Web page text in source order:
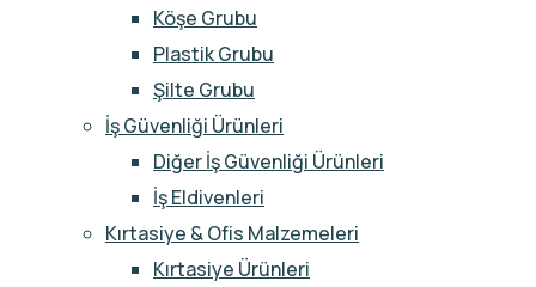
Köşe Grubu
Plastik Grubu
Şilte Grubu
İş Güvenliği Ürünleri
Diğer İş Güvenliği Ürünleri
İş Eldivenleri
Kırtasiye & Ofis Malzemeleri
Kırtasiye Ürünleri